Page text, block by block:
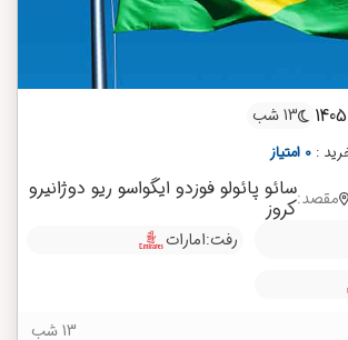
13 شب
: 0 امتیاز
مقصد:سائو پائولوفوزدو ایگواسو ریو دوژانیرو
کروز
رفت:امارات
13 شب